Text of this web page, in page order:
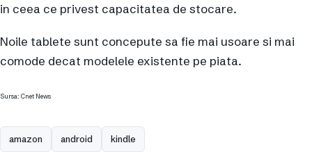
in ceea ce privest capacitatea de stocare.
Noile tablete sunt concepute sa fie mai usoare si mai
comode decat modelele existente pe piata.
Sursa: Cnet News
amazon android kindle